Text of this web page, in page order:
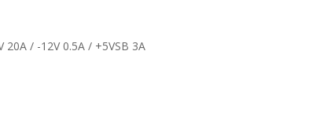
/ -12V 0.5A / +5VSB 3A